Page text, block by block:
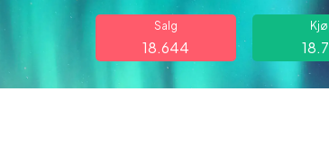
Salg
18.644